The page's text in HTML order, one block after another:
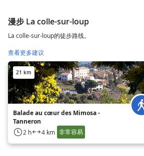
漫步 La colle-sur-loup
La colle-sur-loup的徒步路线。
查看更多建议
21 km
Balade au cœur des Mimosa -
Tanneron
2 h 4 km 非常容易